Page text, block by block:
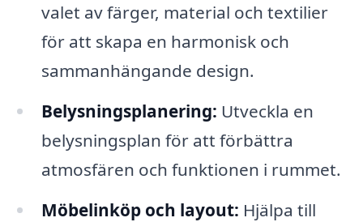
valet av färger, material och textilier
för att skapa en harmonisk och
sammanhängande design.
Belysningsplanering: Utveckla en
belysningsplan för att förbättra
atmosfären och funktionen i rummet.
Möbelinköp och layout: Hjälpa till